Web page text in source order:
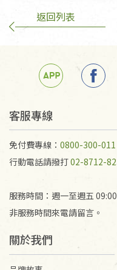
返回列表
客服專線
免付費專線： 0800-300-011
行動電話請撥打02-8712-
服務時間：週一至週五
非服務時間來電請留言。
關於我們